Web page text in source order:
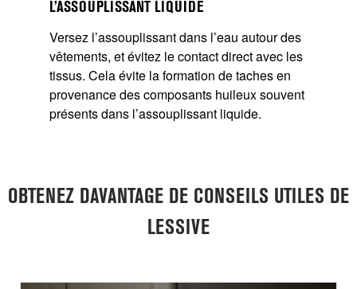
L’ASSOUPLISSANT LIQUIDE
Versez l’assouplissant dans l’eau autour des
vêtements, et évitez le contact direct avec les
tissus. Cela évite la formation de taches en
provenance des composants huileux souvent
présents dans l’assouplissant liquide.
OBTENEZ DAVANTAGE DE CONSEILS UTILES DE
LESSIVE